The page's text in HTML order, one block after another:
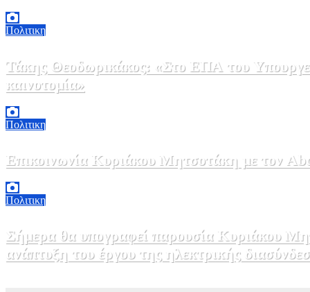
Πολιτικη
Τάκης Θεοδωρικάκος: «Στο ΕΠΑ του
καινοτομία»
Πολιτικη
Επικοινωνία Κυριάκου Μητσοτάκη με τον
Πολιτικη
Σήμερα θα υπογραφεί παρουσία Κυριάκου
ανάπτυξη του έργου της ηλεκτρικής